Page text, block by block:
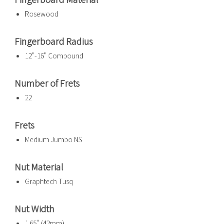
Rosewood
Fingerboard Radius
12"-16" Compound
Number of Frets
22
Frets
Medium Jumbo NS
Nut Material
Graphtech Tusq
Nut Width